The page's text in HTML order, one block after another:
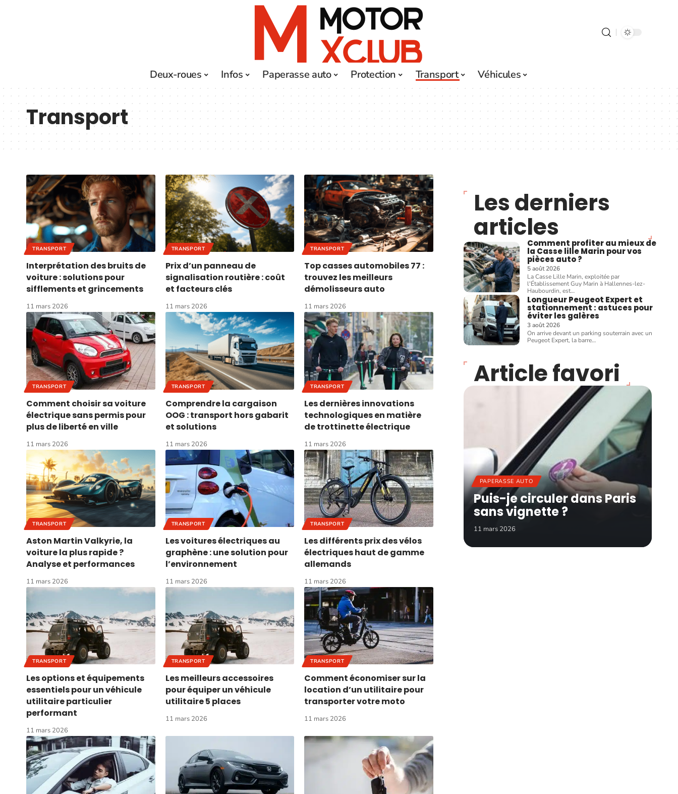
Deux-roues Infos Paperasse auto Protection Transport Véhicules
Transport
TRANSPORT
Interprétation des bruits de
voiture : solutions pour
sifflements et grincements
11 mars 2026
TRANSPORT
Prix d’un panneau de
signalisation routière : coût
et facteurs clés
11 mars 2026
TRANSPORT
Top casses automobiles 77 :
trouvez les meilleurs
démolisseurs auto
11 mars 2026
TRANSPORT
Comment choisir sa voiture
électrique sans permis pour
plus de liberté en ville
11 mars 2026
TRANSPORT
Comprendre la cargaison
OOG : transport hors gabarit
et solutions
11 mars 2026
TRANSPORT
Les dernières innovations
technologiques en matière
de trottinette électrique
11 mars 2026
TRANSPORT
Aston Martin Valkyrie, la
voiture la plus rapide ?
Analyse et performances
11 mars 2026
TRANSPORT
Les voitures électriques au
graphène : une solution pour
l’environnement
11 mars 2026
TRANSPORT
Les différents prix des vélos
électriques haut de gamme
allemands
11 mars 2026
TRANSPORT
Les options et équipements
essentiels pour un véhicule
utilitaire particulier
performant
11 mars 2026
TRANSPORT
Les meilleurs accessoires
pour équiper un véhicule
utilitaire 5 places
11 mars 2026
TRANSPORT
Comment économiser sur la
location d’un utilitaire pour
transporter votre moto
11 mars 2026
Les derniers
articles
Comment profiter au mieux de
la Casse lille Marin pour vos
pièces auto ?
5 août 2026
La Casse Lille Marin, exploitée par
l'Établissement Guy Marin à Hallennes-lez-
Haubourdin, est…
Longueur Peugeot Expert et
stationnement : astuces pour
éviter les galères
3 août 2026
On arrive devant un parking souterrain avec un
Peugeot Expert, la barre…
Article favori
PAPERASSE AUTO
Puis-je circuler dans Paris
sans vignette ?
11 mars 2026